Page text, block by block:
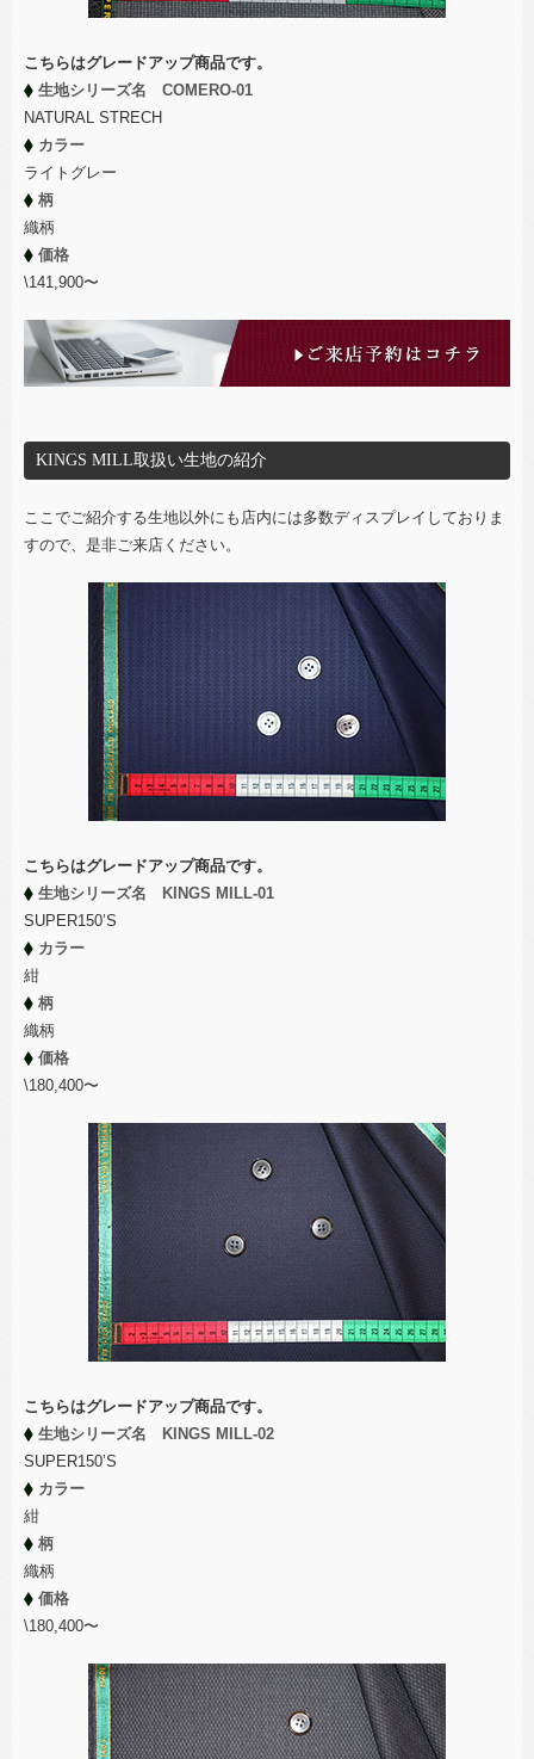
こちらはグレードアップ商品です。
生地シリーズ名 COMERO-01
NATURAL STRECH
カラー
ライトグレー
柄
織柄
価格
\141,900〜
KINGS MILL取扱い生地の紹介
ここでご紹介する生地以外にも店内には多数ディスプレイしておりま
すので、是非ご来店ください。
こちらはグレードアップ商品です。
生地シリーズ名 KINGS MILL-01
SUPER150’S
カラー
紺
柄
織柄
価格
\180,400〜
こちらはグレードアップ商品です。
生地シリーズ名 KINGS MILL-02
SUPER150’S
カラー
紺
柄
織柄
価格
\180,400〜